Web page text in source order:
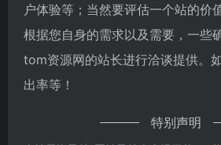
户体验等；当然要评估一个站的价
根据您自身的需求以及需要，一些
tom资源网的站长进行洽谈提供。
出率等！
特别声明